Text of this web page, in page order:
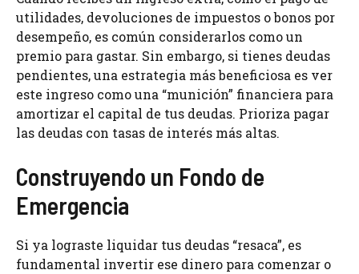
utilidades, devoluciones de impuestos o bonos por
desempeño, es común considerarlos como un
premio para gastar. Sin embargo, si tienes deudas
pendientes, una estrategia más beneficiosa es ver
este ingreso como una “munición” financiera para
amortizar el capital de tus deudas. Prioriza pagar
las deudas con tasas de interés más altas.
Construyendo un Fondo de
Emergencia
Si ya lograste liquidar tus deudas “resaca”, es
fundamental invertir ese dinero para comenzar o